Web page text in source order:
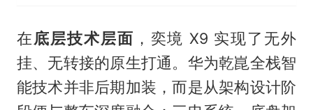
在底层技术层面 ，奕境 X9 实现了无外
挂、无转接的原生打通。华为乾崑全栈智
能技术并非后期加装，而是从架构设计阶